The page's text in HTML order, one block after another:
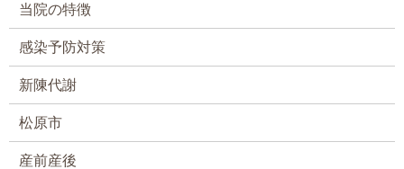
当院の特徴
感染予防対策
新陳代謝
松原市
産前産後